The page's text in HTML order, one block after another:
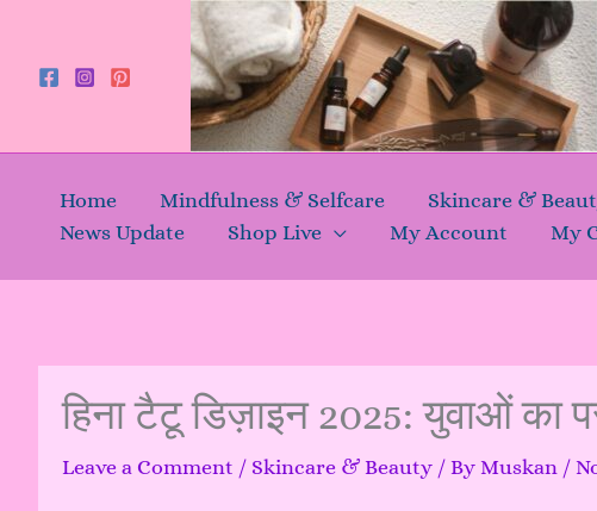
content
Home Mindfulness & Selfcare Skincare &
News Update
Shop Live My Account My
हिना टैटू डिज़ाइन 2025: युवाओं का
Leave a Comment / Skincare & Beauty / By Muskan /